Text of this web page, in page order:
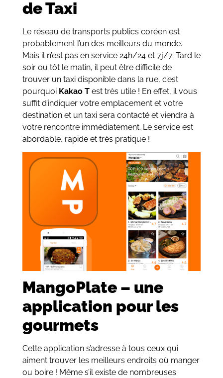
de Taxi
Le réseau de transports publics coréen est
probablement l’un des meilleurs du monde.
Mais il n’est pas en service 24h/24 et 7j/7. Tard le
soir ou tôt le matin, il peut être difficile de
trouver un taxi disponible dans la rue, c’est
pourquoiKakao Test très utile ! En effet, il vous
suffit d’indiquer votre emplacement et votre
destination et un taxi sera contacté et viendra à
votre rencontre immédiatement. Le service est
abordable, rapide et très pratique !
MangoPlate – une
application pour les
gourmets
Cette application s’adresse à tous ceux qui
aiment trouver les meilleurs endroits où manger
ou boire ! Même s’il existe de nombreuses